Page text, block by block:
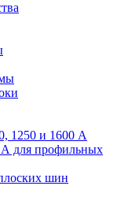
1250 и 1600 А
А для профильных
шин